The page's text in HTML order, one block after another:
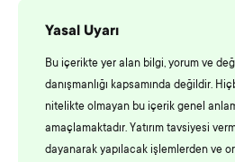
Yasal Uyarı
Bu içerikte yer alan bilgi, yorum ve
danışmanlığı kapsamında değildir.
nitelikte olmayan bu içerik genel
amaçlamaktadır. Yatırım tavsiyesi
dayanarak yapılacak işlemlerden ve